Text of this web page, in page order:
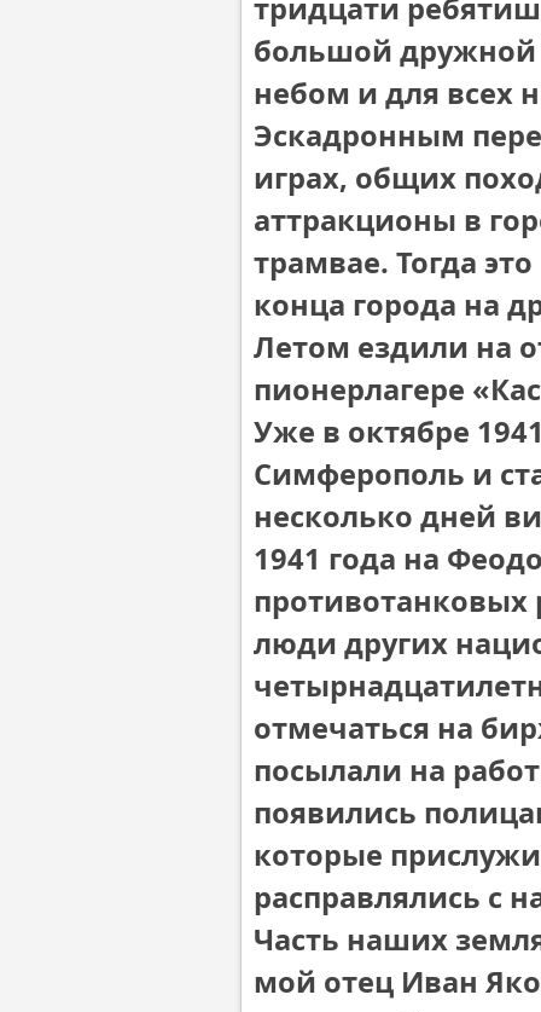
тридцати
большой
небом и для всех
Эскадронным
играх, общих
аттракционы в
трамвае. Тогда
конца города на
Летом ездили на
пионерлагере
Уже в октябре
Симферополь и
несколько дней
1941 года на
противотанковых
люди других
отмечаться на
посылали на
появились
которые
расправлялись с
Часть наших
мой отец Иван